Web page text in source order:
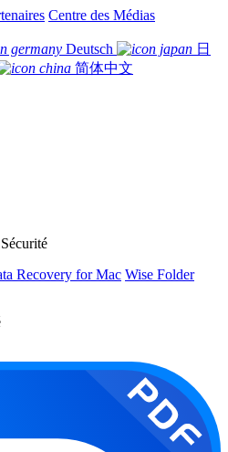
Centre des Médias
Deutsch
日
简体中文
Recovery for Mac Wise Folder